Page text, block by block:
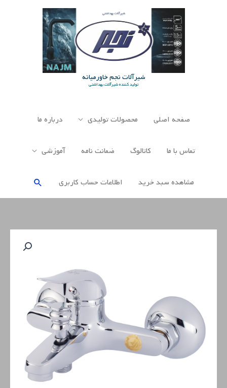
شیرآلات نجم خاورمیانه
تولید کننده شیرآلات بهداشتی
صفحه اصلی محصولات تولیدی درباره ما
تماس با ما کاتالوگ ضمانت نامه آموزشی
مشاهده سبد خرید اطلاعات حساب كاربری جستجو